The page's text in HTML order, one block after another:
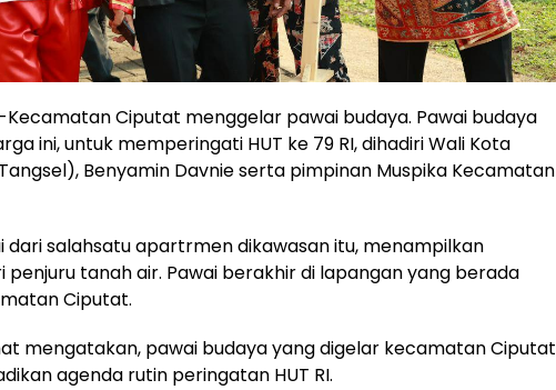
Kecamatan Ciputat menggelar pawai budaya. Pawai budaya
ini, untuk memperingati HUT ke 79 RI, dihadiri Wali Kota
Benyamin Davnie serta pimpinan Muspika Kecamatan
dari salahsatu apartrmen dikawasan itu, menampilkan
penjuru tanah air. Pawai berakhir di lapangan yang berada
Ciputat.
mengatakan, pawai budaya yang digelar kecamatan Ciputat
agenda rutin peringatan HUT RI.